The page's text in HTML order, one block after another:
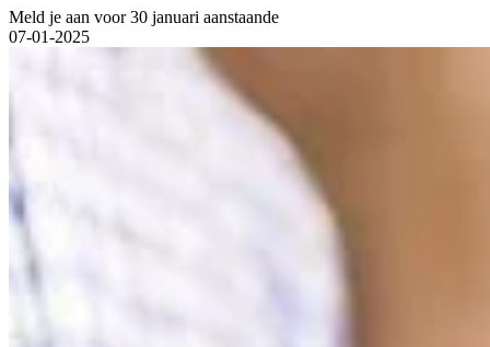
Meld je aan voor 30 januari aanstaande
07-01-2025